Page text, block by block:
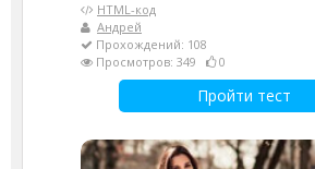
HTML-код
Андрей
Прохождений: 108
Просмотров: 349
0
Пройти тест